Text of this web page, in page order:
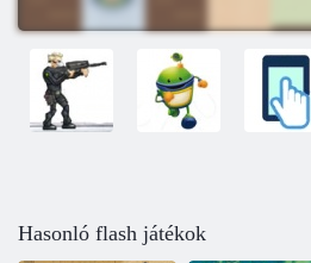
Hasonló flash játékok